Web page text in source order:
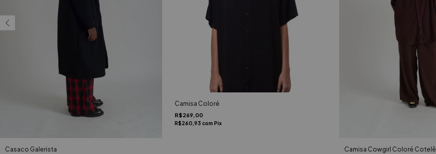
Casaco Galerista
Camisa Coloré
R$269,00
R$260,93 com Pix
Camisa Cowgirl Coloré Cotelê